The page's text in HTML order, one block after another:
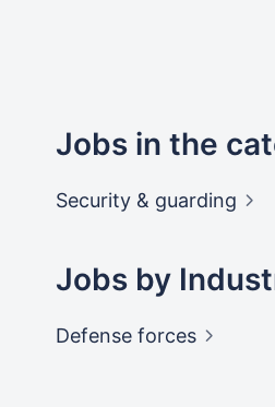
Jobs in the
Security & guarding
Jobs by
Defense forces